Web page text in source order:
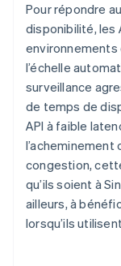
Pour répondre
disponibilité, les
environnements
l’échelle
surveillance
de temps de
API à faible
congestion,
qu’ils soient à
ailleurs, à
lorsqu’ils